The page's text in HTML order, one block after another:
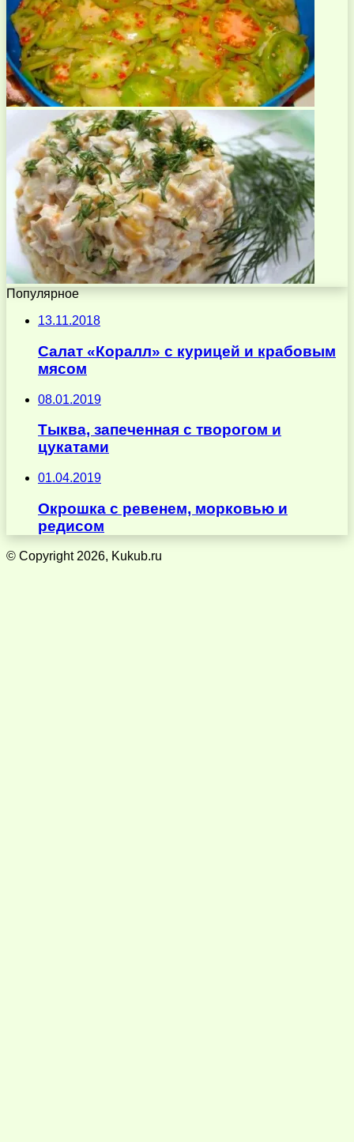
Популярное
13.11.2018
Салат «Коралл» с курицей и крабовым
мясом
08.01.2019
Тыква, запеченная с творогом и
цукатами
01.04.2019
Окрошка с ревенем, морковью и
редисом
© Copyright 2026, Kukub.ru